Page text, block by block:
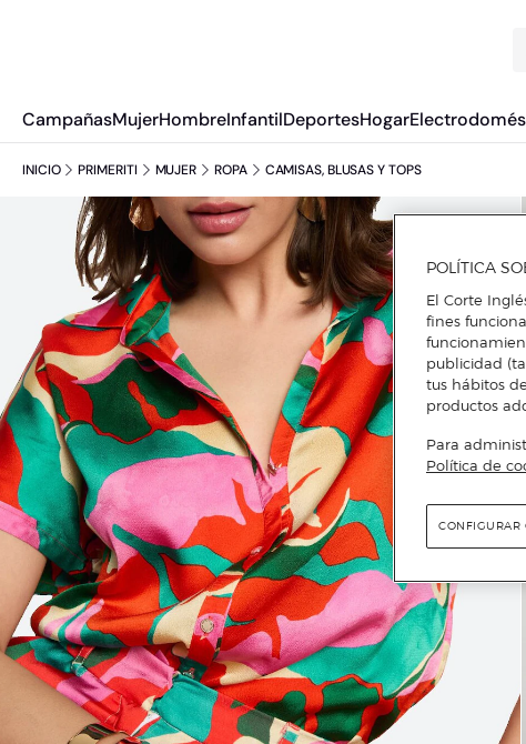
CampañasMujerHombreInfantilDeportesHogar
INICIO PRIMERITI MUJER ROPA CAMISAS, BLUSAS Y TOPS
POLÍTICA
El Corte
fines
publicidad
tus hábitos
productos
Para
Política de
CONFIGURAR